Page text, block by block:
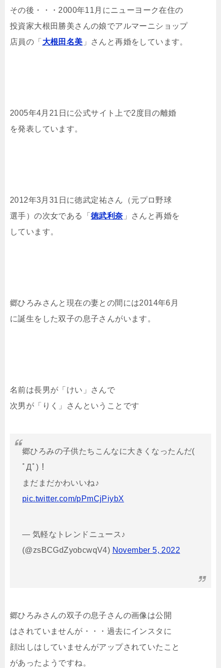
その後・・・2000年11月にニューヨーク在住の
投資家大根田勝美さんの娘でアルマーニショップ
店員の「 大根田名美 」さんと再婚をしています。
2005年4月21日に公式サイト上で2度目の離婚
を発表しています。
2012年3月31日に徳武定祐さん（元プロ野球
選手）の次女である「 徳武利奈 」さんと再婚を
しています。
郷ひろみさんと現在の妻との間には2014年6月
に誕生をした双子の息子さんがいます。
名前は長男が「けい」さんで
次男が「りく」さんということです
郷ひろみの子供たちこんなに大きくなったんだ(
ﾟДﾟ)！
まだまだかわいいね♪
pic.twitter.com/pPmCjPiybX
— 気軽なトレンドニュース♪
(@zsBCGdZyobcwqV4) November 5, 2022
郷ひろみさんの双子の息子さんの画像は公開
はされていませんが・・・過去にインスタに
顔出しはしていませんがアップされていたこと
があったようですね。